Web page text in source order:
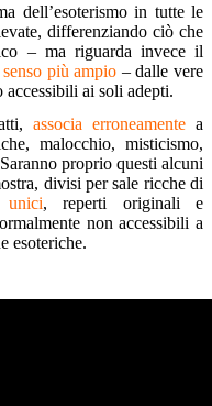
dell’esoterismo in tutte le
differenziando ciò che
– ma riguarda invece il
senso più ampio – dalle vere
ai soli adepti.
associa erroneamente a
malocchio, misticismo,
proprio questi alcuni
divisi per sale ricche di
unici, reperti originali e
non accessibili a
esoteriche.